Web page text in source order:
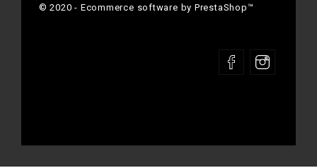
© 2020 - Ecommerce software by PrestaShop™